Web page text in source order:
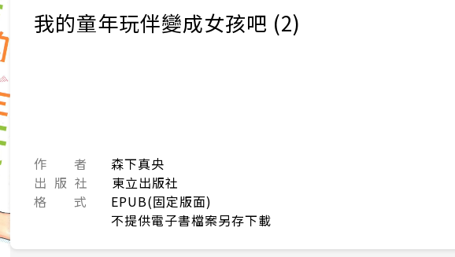
我的童年玩伴變成女孩吧 (2)
作 者
森下真央
出 版 社
東立出版社
格 式
EPUB(固定版面)
不提供電子書檔案另存下載